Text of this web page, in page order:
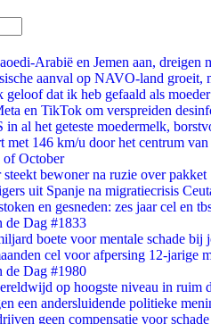
Arabië en Jemen aan, dreigen
aanval op NAVO-land groeit,
dat ik heb gefaald als
en TikTok om verspreiden
al het geteste moedermelk,
met 146 km/u door het centrum
October
bewoner na ruzie over pakket
uit Spanje na migratiecrisis
en gesneden: zes jaar cel en
de Dag #1833
boete voor mentale schade bij
cel voor afpersing 12-jarige
de Dag #1980
op hoogste niveau in ruim
een andersluidende politieke
geen compensatie voor